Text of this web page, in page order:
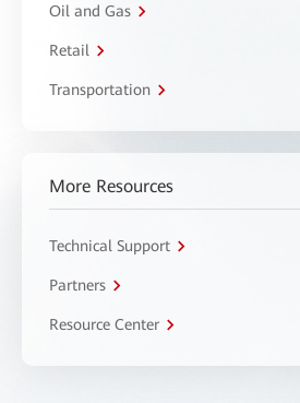
Oil and Gas
Retail
Transportation
More Resources
Technical Support
Partners
Resource Center